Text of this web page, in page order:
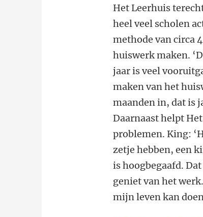
Het Leerhuis
heel veel scholen
methode van circa
huiswerk maken.
jaar is veel
maken van het
maanden in, dat is
Daarnaast helpt
problemen. King:
zetje hebben, een
is hoogbegaafd.
geniet van het
mijn leven kan